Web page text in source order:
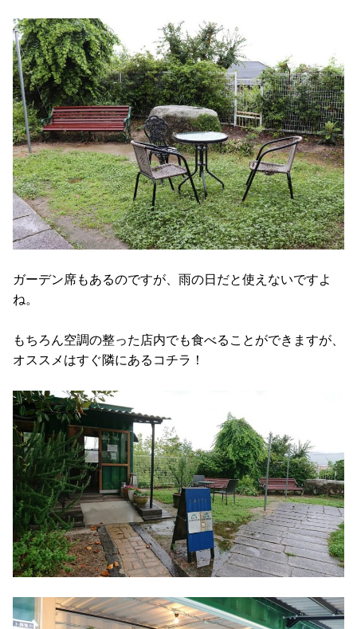
ガーデン席もあるのですが、雨の日だと使えないですよ
ね。
もちろん空調の整った店内でも食べることができますが、
オススメはすぐ隣にあるコチラ！